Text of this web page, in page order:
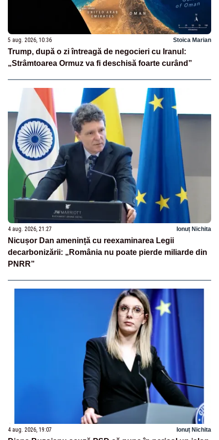
5 aug. 2026, 10:36 Stoica Marian
Trump, după o zi întreagă de negocieri cu Iranul:
„Strâmtoarea Ormuz va fi deschisă foarte curând”
4 aug. 2026, 21:27 Ionuț Nichita
Nicușor Dan amenință cu reexaminarea Legii
decarbonizării: „România nu poate pierde miliarde din
PNRR”
4 aug. 2026, 19:07 Ionuț Nichita